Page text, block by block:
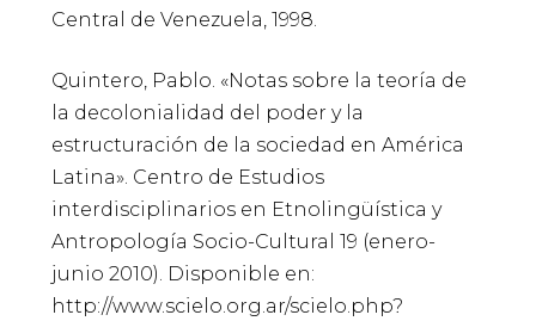
Central de Venezuela, 1998.
Quintero, Pablo. «Notas sobre la teoría de
la decolonialidad del poder y la
estructuración de la sociedad en América
Latina». Centro de Estudios
interdisciplinarios en Etnolingüística y
Antropología Socio-Cultural 19 (enero-
junio 2010). Disponible en:
http://www.scielo.org.ar/scielo.php?